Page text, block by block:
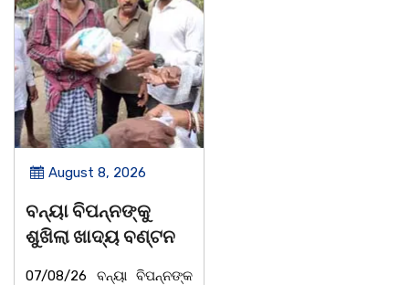
August 8, 2026
ବନ୍ୟା ବିପନ୍ନଙ୍କୁ
ଶୁଖିଲା ଖାଦ୍ୟ ବଣ୍ଟନ
07/08/26 ବନ୍ୟା ବିପନ୍ନଙ୍କ